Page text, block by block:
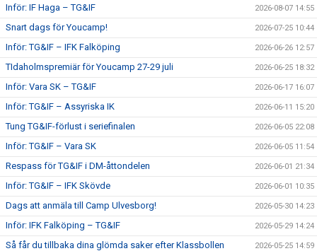
Inför: IF Haga – TG&IF 2026-08-07 14:55
Snart dags för Youcamp! 2026-07-25 10:44
Inför: TG&IF – IFK Falköping 2026-06-26 12:57
TIdaholmspremiär för Youcamp 27-29 juli 2026-06-25 18:32
Inför: Vara SK – TG&IF 2026-06-17 16:07
Inför: TG&IF – Assyriska IK 2026-06-11 15:20
Tung TG&IF-förlust i seriefinalen 2026-06-05 22:08
Inför: TG&IF – Vara SK 2026-06-05 11:54
Respass för TG&IF i DM-åttondelen 2026-06-01 21:34
Inför: TG&IF – IFK Skövde 2026-06-01 10:35
Dags att anmäla till Camp Ulvesborg! 2026-05-30 14:23
Inför: IFK Falköping – TG&IF 2026-05-29 14:24
Så får du tillbaka dina glömda saker efter Klassbollen 2026-05-25 14:59